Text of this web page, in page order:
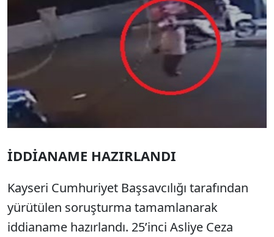
İDDİANAME HAZIRLANDI
Kayseri Cumhuriyet Başsavcılığı tarafından
yürütülen soruşturma tamamlanarak
iddianame hazırlandı. 25’inci Asliye Ceza